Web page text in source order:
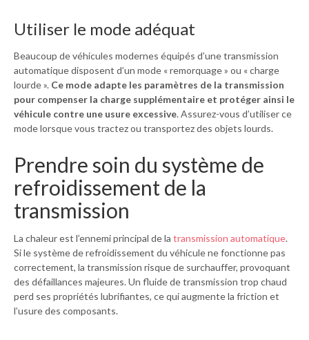
Utiliser le mode adéquat
Beaucoup de véhicules modernes équipés d’une transmission
automatique disposent d’un mode « remorquage » ou « charge
lourde ». Ce mode adapte les paramètres de la transmission
pour compenser la charge supplémentaire et protéger ainsi le
véhicule contre une usure excessive. Assurez-vous d’utiliser ce
mode lorsque vous tractez ou transportez des objets lourds.
Prendre soin du système de
refroidissement de la
transmission
La chaleur est l’ennemi principal de la transmission automatique.
Si le système de refroidissement du véhicule ne fonctionne pas
correctement, la transmission risque de surchauffer, provoquant
des défaillances majeures. Un fluide de transmission trop chaud
perd ses propriétés lubrifiantes, ce qui augmente la friction et
l’usure des composants.